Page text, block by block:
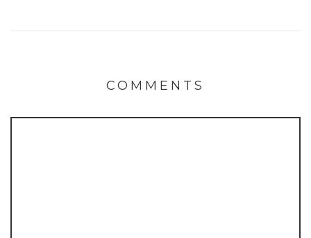
COMMENTS